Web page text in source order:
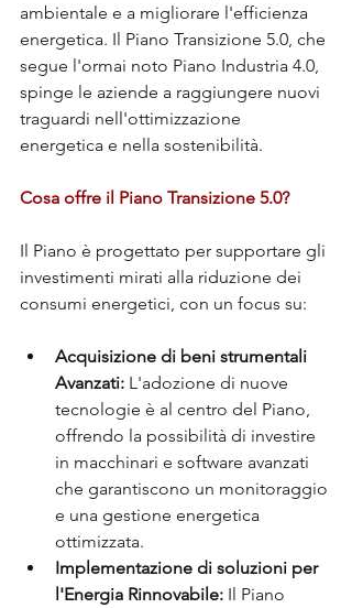
ambientale e a migliorare l'efficienza
energetica. Il Piano Transizione 5.0, che
segue l'ormai noto Piano Industria 4.0,
spinge le aziende a raggiungere nuovi
traguardi nell'ottimizzazione
energetica e nella sostenibilità.
Cosa offre il Piano Transizione 5.0?
Il Piano è progettato per supportare gli
investimenti mirati alla riduzione dei
consumi energetici, con un focus su:
Acquisizione di beni strumentali
Avanzati: L'adozione di nuove
tecnologie è al centro del Piano,
offrendo la possibilità di investire
in macchinari e software avanzati
che garantiscono un monitoraggio
e una gestione energetica
ottimizzata.
Implementazione di soluzioni per
l'Energia Rinnovabile: Il Piano